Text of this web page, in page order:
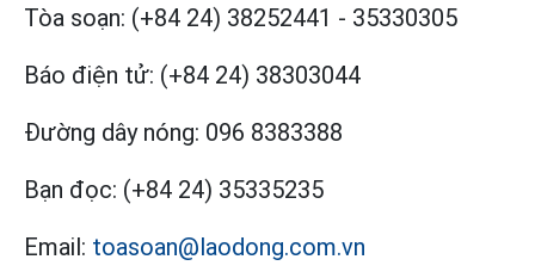
Tòa soạn: (+84 24) 38252441 - 35330305
Báo điện tử: (+84 24) 38303044
Đường dây nóng: 096 8383388
Bạn đọc: (+84 24) 35335235
Email: toasoan@laodong.com.vn